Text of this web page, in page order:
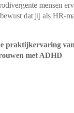
mensen
dat jij als HR-
praktijkervaring
met ADHD